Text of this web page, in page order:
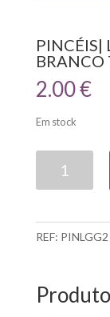
PINCÉIS|
BRANCO
2.00€
Em stock
LÍNGUA
BRANCO
TECIDO
REF: PINLGG2